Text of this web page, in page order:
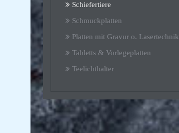
Schiefertiere
Schmuckplatten
Platten mit Gravur o. Lasertechnik
Tabletts & Vorlegeplatten
Teelichthalter